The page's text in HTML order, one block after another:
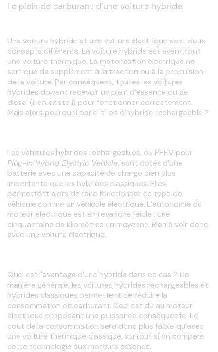
Le plein de carburant d’une voiture hybride
Une voiture hybride et une voiture électrique sont deux
concepts différents. La voiture hybride est avant tout
une voiture thermique. La motorisation électrique ne
sert que de supplément à la traction ou à la propulsion
de la voiture. Par conséquent, toutes les voitures
hybrides doivent recevoir un plein d’essence ou de
diesel (il en existe !) pour fonctionner correctement.
Mais alors pourquoi parle-t-on d’hybride rechargeable ?
Plug-in Hybrid Electric Vehicle, sont dotés d’une
batterie avec une capacité de charge bien plus
importante que les hybrides classiques. Elles
permettent alors de faire fonctionner ce type de
véhicule comme un véhicule électrique. L’autonomie du
moteur électrique est en revanche faible : une
cinquantaine de kilomètres en moyenne. Rien à voir donc
avec une voiture électrique.
Quel est l'avantage d’une hybride dans ce cas ? De
manière générale, les voitures hybrides rechargeables et
hybrides classiques permettent de réduire la
consommation de carburant. Ceci est dû au moteur
électrique proposant une puissance conséquente. Le
coût de la consommation sera donc plus faible qu’avec
une voiture thermique classique, surtout si on compare
cette technologie aux moteurs essence.